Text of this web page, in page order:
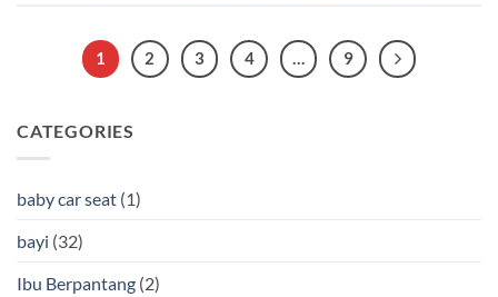
1 2 3 4 … 9
CATEGORIES
baby car seat (1)
bayi (32)
Ibu Berpantang (2)